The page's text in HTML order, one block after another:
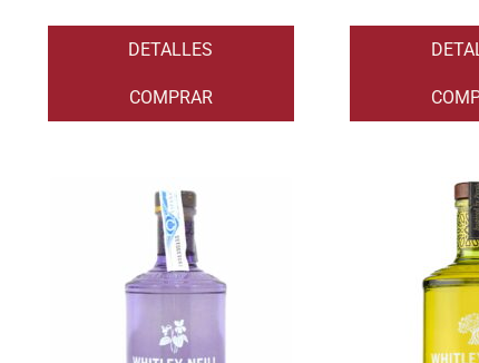
DETALLES
COMPRAR